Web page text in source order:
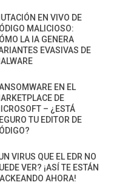
EN VIVO DE
MALICIOSO:
LA IA GENERA
EVASIVAS DE
EN EL
DE
– ¿ESTÁ
TU EDITOR DE
VIRUS QUE EL EDR NO
VER? ¡ASÍ TE ESTÁN
AHORA!